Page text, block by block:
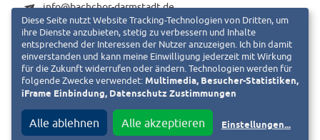
info@bachchor-darmstadt.de
« Zurück zur Liste
Ist das Ihr Verein und Sie möchten das Vereinsportrait anpassen?
Fordern Sie jetzt den Bearbeitungslink an. Diesen senden wir an die
hinterlegte E-Mail-Adresse. Bei Fragen schreiben Sie uns eine E-Mail an
Diese Seite nutzt Website Tracking-Technologien von Dritten, um
ihre Dienste anzubieten, stetig zu verbessern und Inhalte
entsprechend der Interessen der Nutzer anzuzeigen. Ich bin damit
einverstanden und kann meine Einwilligung jederzeit mit Wirkung
für die Zukunft widerrufen oder ändern. Technologien werden für
folgende Zwecke verwendet: Multimedia, Besucher-Statistiken,
iFrame Einbindung, Datenschutz Zustimmungen
Alle ablehnen Alle akzeptieren Einstellungen...